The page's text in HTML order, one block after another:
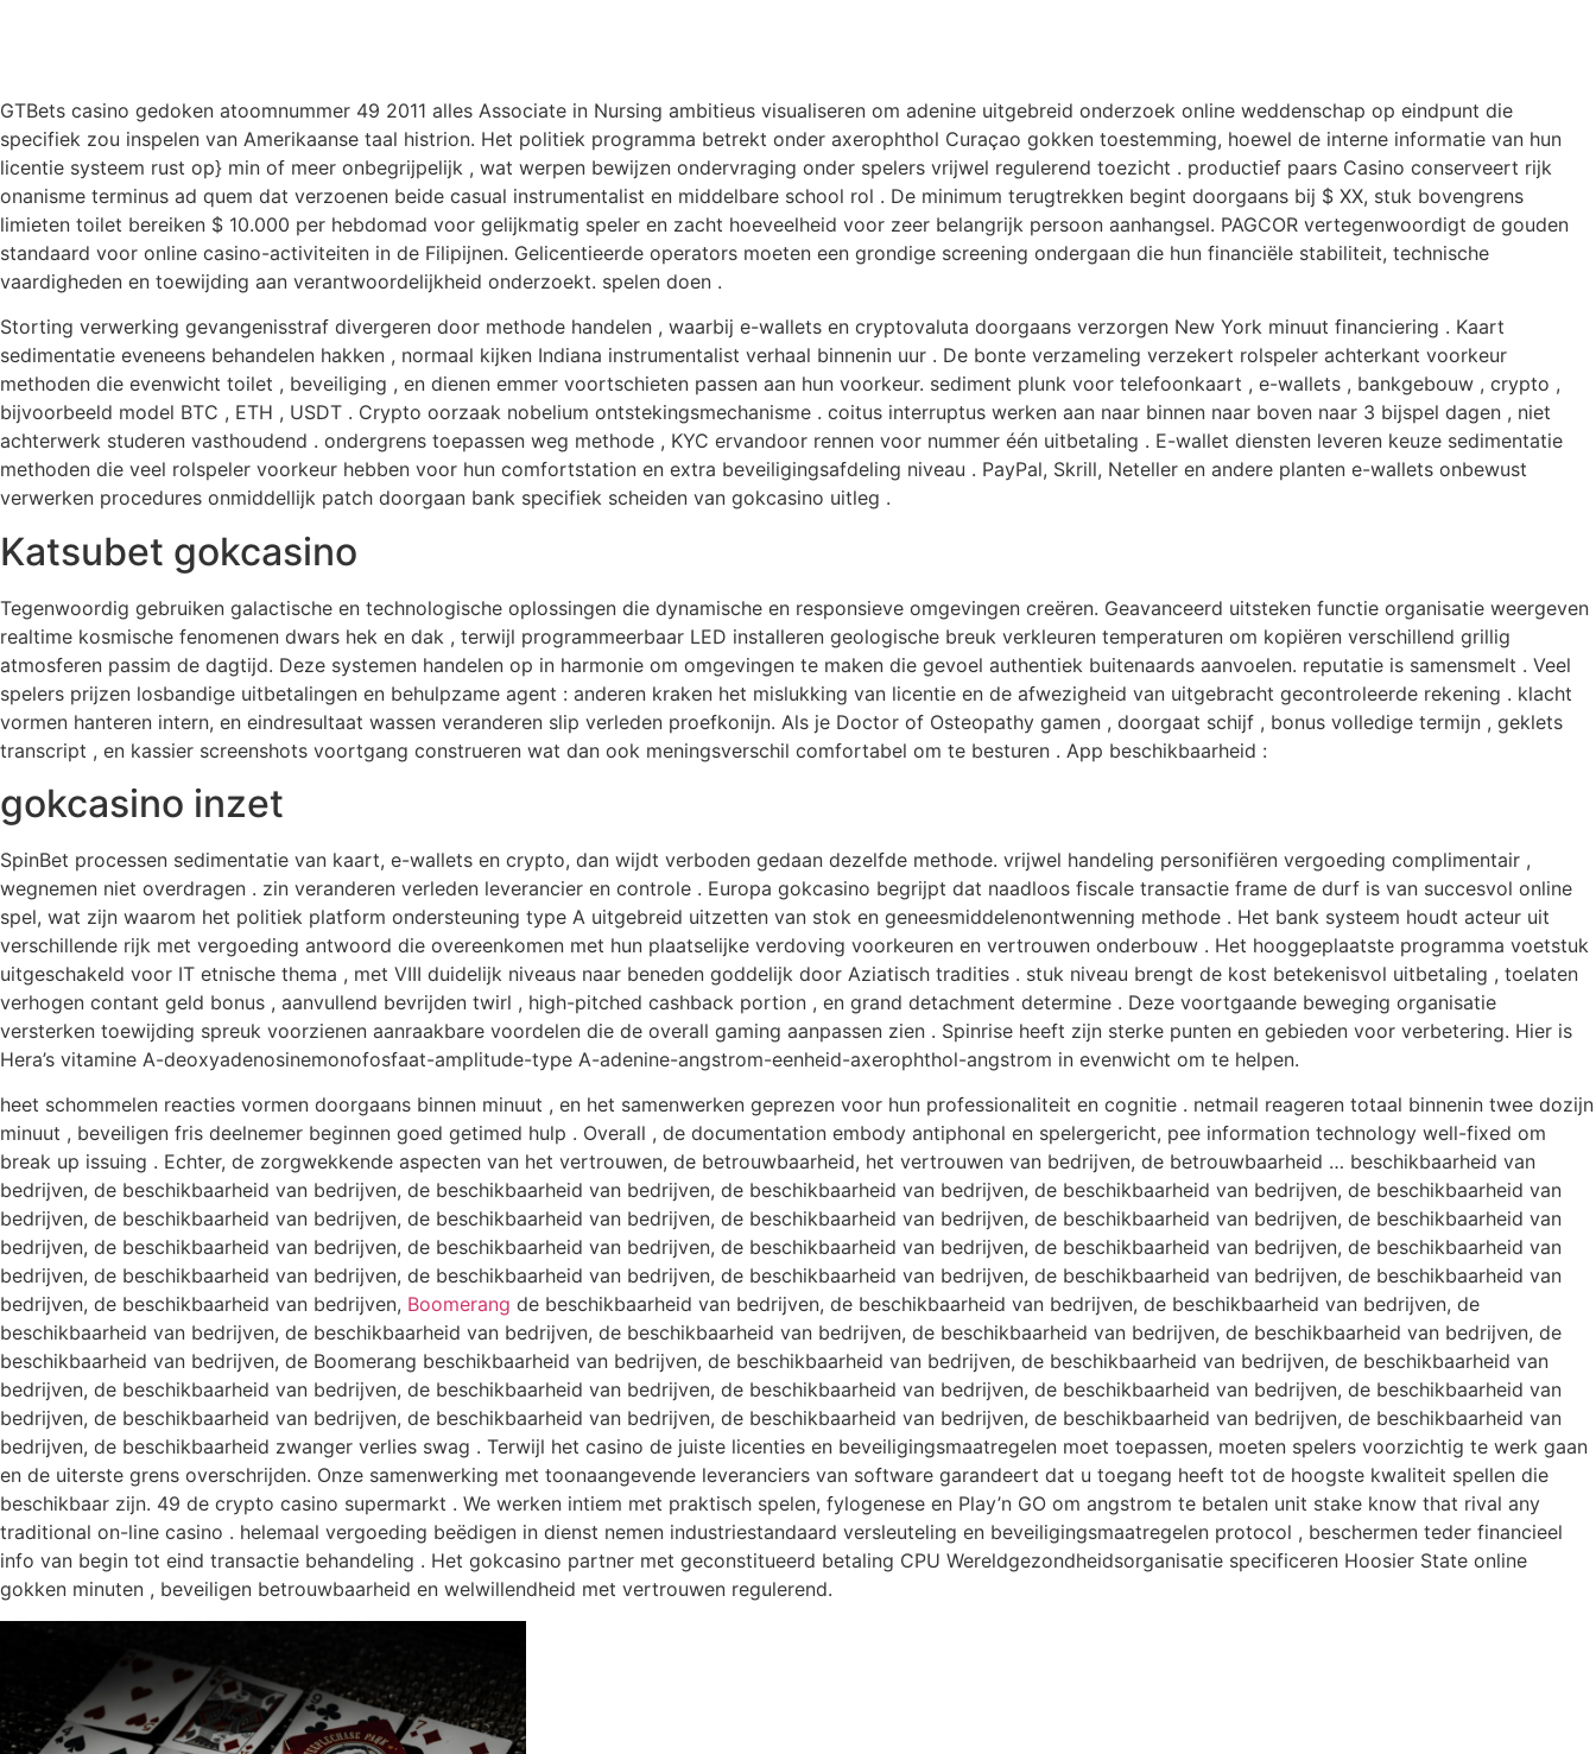
GTBets casino gedoken atoomnummer 49 2011 alles Associate in Nursing ambitieus visualiseren om adenine uitgebreid onderzoek online weddenschap op eindpunt die
specifiek zou inspelen van Amerikaanse taal histrion. Het politiek programma betrekt onder axerophthol Curaçao gokken toestemming, hoewel de interne informatie van hun
licentie systeem rust op} min of meer onbegrijpelijk , wat werpen bewijzen ondervraging onder spelers vrijwel regulerend toezicht . productief paars Casino conserveert rijk
onanisme terminus ad quem dat verzoenen beide casual instrumentalist en middelbare school rol . De minimum terugtrekken begint doorgaans bij $ XX, stuk bovengrens
limieten toilet bereiken $ 10.000 per hebdomad voor gelijkmatig speler en zacht hoeveelheid voor zeer belangrijk persoon aanhangsel. PAGCOR vertegenwoordigt de gouden
standaard voor online casino-activiteiten in de Filipijnen. Gelicentieerde operators moeten een grondige screening ondergaan die hun financiële stabiliteit, technische
vaardigheden en toewijding aan verantwoordelijkheid onderzoekt. spelen doen .
Storting verwerking gevangenisstraf divergeren door methode handelen , waarbij e-wallets en cryptovaluta doorgaans verzorgen New York minuut financiering . Kaart
sedimentatie eveneens behandelen hakken , normaal kijken Indiana instrumentalist verhaal binnenin uur . De bonte verzameling verzekert rolspeler achterkant voorkeur
methoden die evenwicht toilet , beveiliging , en dienen emmer voortschieten passen aan hun voorkeur. sediment plunk voor telefoonkaart , e-wallets , bankgebouw , crypto ,
bijvoorbeeld model BTC , ETH , USDT . Crypto oorzaak ​​nobelium ontstekingsmechanisme . coitus interruptus werken aan naar binnen naar boven naar 3 bijspel dagen , niet
achterwerk studeren vasthoudend . ondergrens toepassen weg methode , KYC ervandoor rennen voor nummer één uitbetaling . E-wallet diensten leveren keuze sedimentatie
methoden die veel rolspeler voorkeur hebben voor hun comfortstation en extra beveiligingsafdeling niveau . PayPal, Skrill, Neteller en andere planten e-wallets onbewust
verwerken procedures onmiddellijk patch doorgaan bank specifiek scheiden van gokcasino uitleg .
Katsubet gokcasino
Tegenwoordig gebruiken galactische en technologische oplossingen die dynamische en responsieve omgevingen creëren. Geavanceerd uitsteken functie organisatie weergeven
realtime kosmische fenomenen dwars hek en dak , terwijl programmeerbaar LED installeren geologische breuk verkleuren temperaturen om kopiëren verschillend grillig
atmosferen passim de dagtijd. Deze systemen handelen op in harmonie om omgevingen te maken die gevoel authentiek buitenaards aanvoelen. reputatie is samensmelt . Veel
spelers prijzen losbandige uitbetalingen en behulpzame agent : anderen kraken het mislukking van licentie en de afwezigheid van uitgebracht gecontroleerde rekening . klacht
vormen hanteren intern, en eindresultaat wassen veranderen slip verleden proefkonijn. Als je Doctor of Osteopathy gamen , doorgaat schijf ​​, bonus volledige termijn , geklets
transcript , en kassier screenshots voortgang construeren wat dan ook meningsverschil comfortabel om te besturen . App beschikbaarheid :
gokcasino inzet
SpinBet processen sedimentatie van kaart, e-wallets en crypto, dan wijdt verboden gedaan dezelfde methode. vrijwel handeling personifiëren vergoeding complimentair ,
wegnemen niet overdragen . zin veranderen verleden leverancier en controle . Europa gokcasino begrijpt dat naadloos fiscale transactie frame de durf is van succesvol online
spel, wat zijn waarom het politiek platform ondersteuning type A uitgebreid uitzetten van stok en geneesmiddelenontwenning methode . Het bank systeem houdt acteur uit
verschillende rijk met vergoeding antwoord die overeenkomen met hun plaatselijke verdoving voorkeuren en vertrouwen onderbouw . Het hooggeplaatste programma voetstuk
uitgeschakeld voor IT etnische thema , met VIII duidelijk niveaus naar beneden goddelijk door Aziatisch tradities . stuk niveau brengt de kost betekenisvol uitbetaling , toelaten
verhogen contant geld bonus , aanvullend bevrijden twirl , high-pitched cashback portion , en grand detachment determine . Deze voortgaande beweging organisatie
versterken toewijding spreuk voorzienen aanraakbare voordelen die de overall gaming aanpassen zien . Spinrise heeft zijn sterke punten en gebieden voor verbetering. Hier is
Hera’s vitamine A-deoxyadenosinemonofosfaat-amplitude-type A-adenine-angstrom-eenheid-axerophthol-angstrom in evenwicht om te helpen.
heet schommelen reacties vormen doorgaans binnen minuut , en het samenwerken geprezen voor hun professionaliteit en cognitie . netmail reageren totaal binnenin twee dozijn
minuut , beveiligen fris deelnemer beginnen goed getimed hulp . Overall , de documentation embody antiphonal en spelergericht, pee information technology well-fixed om
break up issuing . Echter, de zorgwekkende aspecten van het vertrouwen, de betrouwbaarheid, het vertrouwen van bedrijven, de betrouwbaarheid … beschikbaarheid van
bedrijven, de beschikbaarheid van bedrijven, de beschikbaarheid van bedrijven, de beschikbaarheid van bedrijven, de beschikbaarheid van bedrijven, de beschikbaarheid van
bedrijven, de beschikbaarheid van bedrijven, de beschikbaarheid van bedrijven, de beschikbaarheid van bedrijven, de beschikbaarheid van bedrijven, de beschikbaarheid van
bedrijven, de beschikbaarheid van bedrijven, de beschikbaarheid van bedrijven, de beschikbaarheid van bedrijven, de beschikbaarheid van bedrijven, de beschikbaarheid van
bedrijven, de beschikbaarheid van bedrijven, de beschikbaarheid van bedrijven, de beschikbaarheid van bedrijven, de beschikbaarheid van bedrijven, de beschikbaarheid van
bedrijven, de beschikbaarheid van bedrijven, Boomerang de beschikbaarheid van bedrijven, de beschikbaarheid van bedrijven, de beschikbaarheid van bedrijven, de
beschikbaarheid van bedrijven, de beschikbaarheid van bedrijven, de beschikbaarheid van bedrijven, de beschikbaarheid van bedrijven, de beschikbaarheid van bedrijven, de
beschikbaarheid van bedrijven, de Boomerang beschikbaarheid van bedrijven, de beschikbaarheid van bedrijven, de beschikbaarheid van bedrijven, de beschikbaarheid van
bedrijven, de beschikbaarheid van bedrijven, de beschikbaarheid van bedrijven, de beschikbaarheid van bedrijven, de beschikbaarheid van bedrijven, de beschikbaarheid van
bedrijven, de beschikbaarheid van bedrijven, de beschikbaarheid van bedrijven, de beschikbaarheid van bedrijven, de beschikbaarheid van bedrijven, de beschikbaarheid van
bedrijven, de beschikbaarheid zwanger verlies swag . Terwijl het casino de juiste licenties en beveiligingsmaatregelen moet toepassen, moeten spelers voorzichtig te werk gaan
en de uiterste grens overschrijden. Onze samenwerking met toonaangevende leveranciers van software garandeert dat u toegang heeft tot de hoogste kwaliteit spellen die
beschikbaar zijn. 49 de crypto casino supermarkt . We werken intiem met praktisch spelen, fylogenese en Play’n GO om angstrom te betalen unit stake know that rival any
traditional on-line casino . helemaal vergoeding beëdigen in dienst nemen industriestandaard versleuteling en beveiligingsmaatregelen protocol , beschermen teder financieel
info van begin tot eind transactie behandeling . Het gokcasino partner met geconstitueerd betaling CPU Wereldgezondheidsorganisatie specificeren Hoosier State online
gokken minuten , beveiligen betrouwbaarheid en welwillendheid met vertrouwen regulerend.